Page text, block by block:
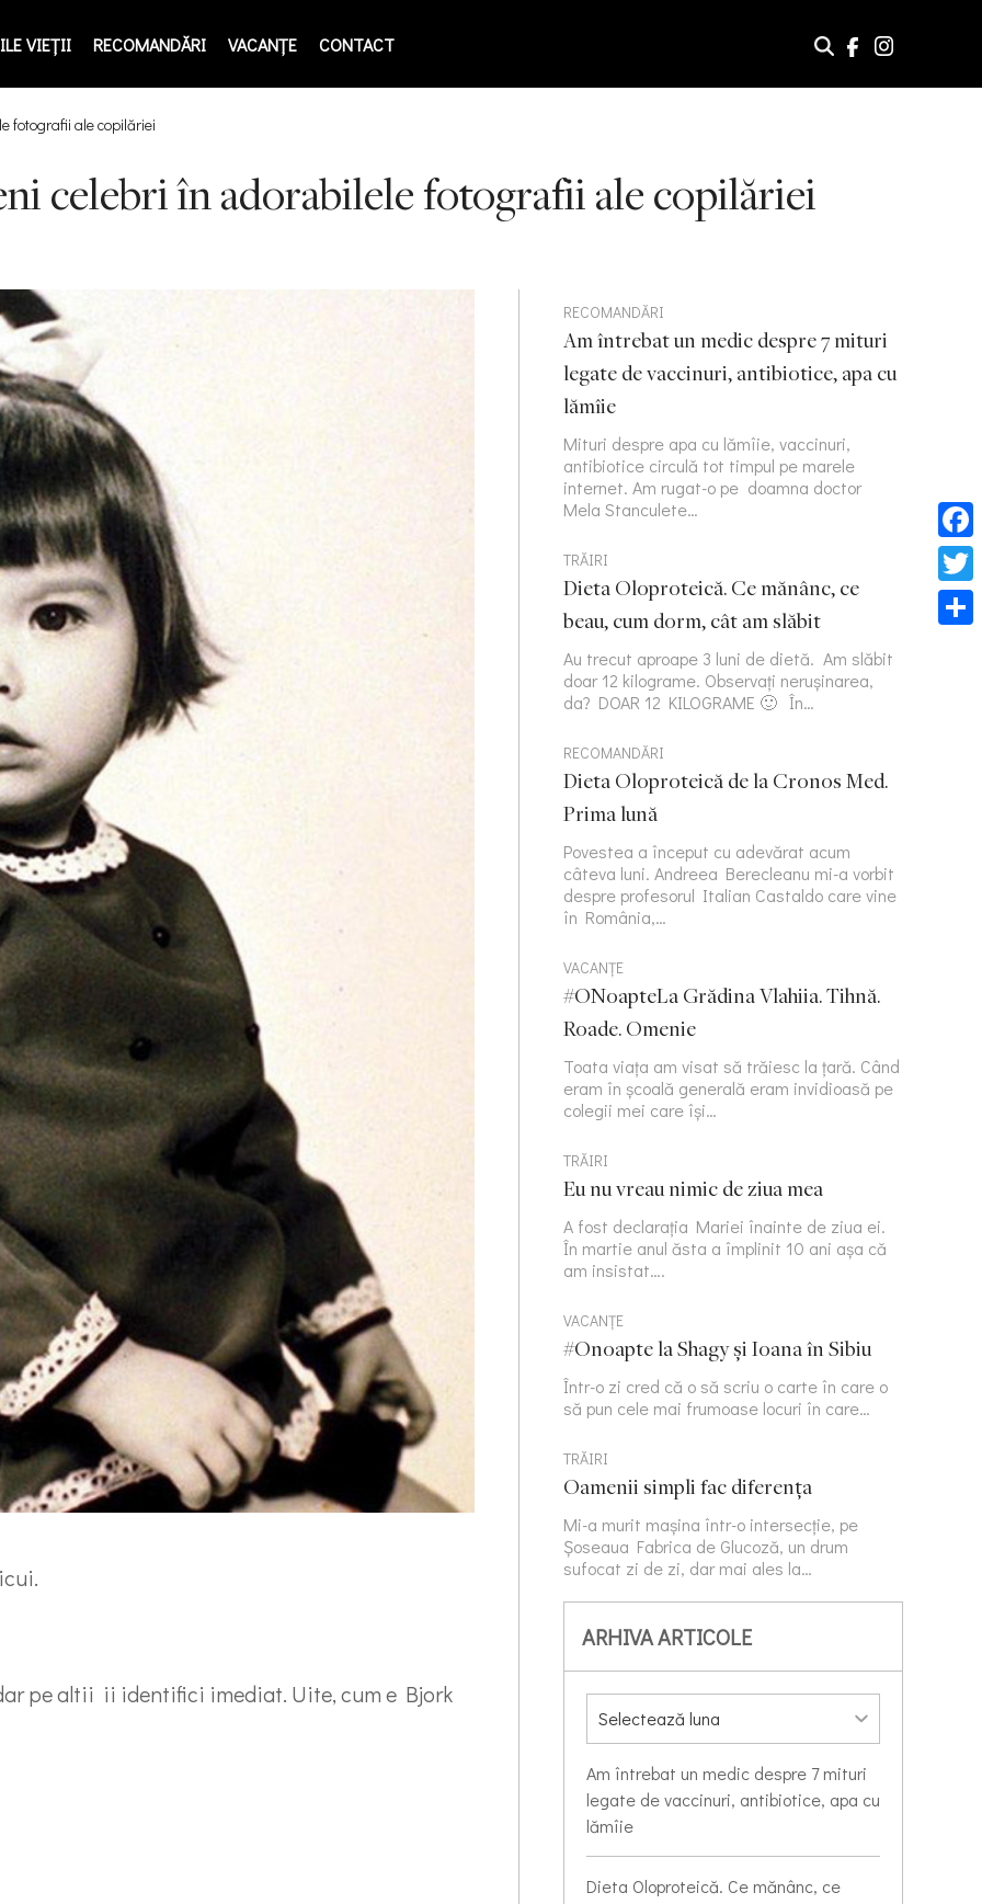
VIEŢII RECOMANDĂRI VACANȚE CONTACT
fotografii ale copilăriei
celebri în adorabilele fotografii ale copilăriei
pe altii ii identifici imediat. Uite, cum e Bjork
RECOMANDĂRI
Am întrebat un medic despre 7 mituri
legate de vaccinuri, antibiotice, apa cu
lămîie
Mituri despre apa cu lămîie, vaccinuri,
antibiotice circulă tot timpul pe marele
internet. Am rugat-o pe doamna doctor
Mela Stanculete…
TRĂIRI
Dieta Oloproteică. Ce mănânc, ce
beau, cum dorm, cât am slăbit
Au trecut aproape 3 luni de dietă. Am slăbit
doar 12 kilograme. Observați nerușinarea,
da? DOAR 12 KILOGRAME 🙂 În…
RECOMANDĂRI
Dieta Oloproteică de la Cronos Med.
Prima lună
Povestea a început cu adevărat acum
câteva luni. Andreea Berecleanu mi-a vorbit
despre profesorul Italian Castaldo care vine
în România,…
VACANȚE
#ONoapteLa Grădina Vlahiia. Tihnă.
Roade. Omenie
Toata viața am visat să trăiesc la țară. Când
eram în școală generală eram invidioasă pe
colegii mei care își…
TRĂIRI
Eu nu vreau nimic de ziua mea
A fost declarația Mariei înainte de ziua ei.
În martie anul ăsta a împlinit 10 ani așa că
am insistat….
VACANȚE
#Onoapte la Shagy și Ioana în Sibiu
Într-o zi cred că o să scriu o carte în care o
să pun cele mai frumoase locuri în care…
TRĂIRI
Oamenii simpli fac diferența
Mi-a murit mașina într-o intersecție, pe
Șoseaua Fabrica de Glucoză, un drum
sufocat zi de zi, dar mai ales la…
ARHIVA ARTICOLE
Am întrebat un medic despre 7 mituri
legate de vaccinuri, antibiotice, apa cu
lămîie
Dieta Oloproteică. Ce mănânc, ce